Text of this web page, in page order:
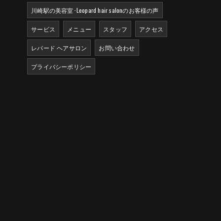
川崎駅の美容室･Leopard hair salonのお客様の声
サービス メニュー スタッフ アクセス
レパード ヘアサロン お問い合わせ
プライバシーポリシー